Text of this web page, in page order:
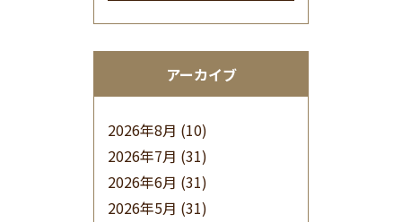
アーカイブ
2026年8月 (10)
2026年7月 (31)
2026年6月 (31)
2026年5月 (31)